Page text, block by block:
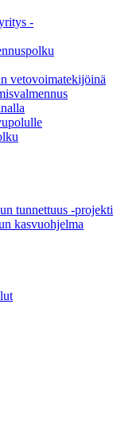
-
vetovoimatekijöinä
tunnettuus -projekti
kasvuohjelma